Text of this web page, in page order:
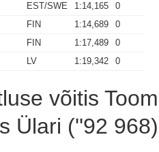
EST/SWE 1:14,165
0
FIN 1:14,689
0
FIN 1:17,489
0
LV 1:19,342 0
võitis
Ülari (''92